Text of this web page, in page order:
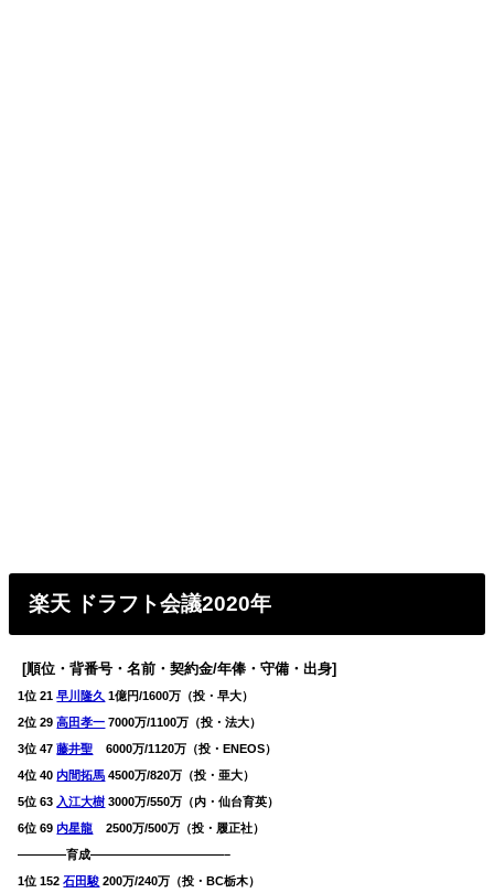
楽天 ドラフト会議2020年
[順位・背番号・名前・契約金/年俸・守備・出身]
1位 21早川隆久 1億円/1600万（投・早大）
2位 29高田孝一 7000万/1100万（投・法大）
3位 47藤井聖 6000万/1120万（投・ENEOS）
4位 40 内間拓馬 4500万/820万（投・亜大）
5位 63 入江大樹 3000万/550万（内・仙台育英）
6位 69 内星龍 2500万/500万（投・履正社）
————育成———————————–
1位 152石田駿 200万/240万（投・BC栃木）